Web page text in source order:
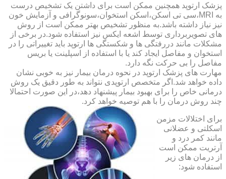
پزشک ارتوپد همچنین ممکن است برای داشتن یک تشخیص درست
به MRI،سی تی اسکن،اسکن استخوان،سونوگرافی و آزمایش خون
نیز نیاز داشته باشد.به منظور تشخیص بهتر ممکن است از روش
های تصویربرداری توسط اشعه ایکس نیز استفاده شود.در برخی از
مشکلات مانند دررفتگی ها و شکستگی ها ارتوپد باید تغییراتی را در
استخوان و مفاصل ایجاد کند یا با استفاده از اسپلینت یا بریس
مفاصل را بی حرکت نگه دارد.
مهارت های پزشک ارتوپد در نحوه درمان بیمار نیز به خوبی نشان
داده خواهد شد.اگر متخصص ارتوپدی نتواند به طور دقیق یک روش
درمانی خاص را برای بهبود بیمار پیشنهاد دهد،در این صورت احتمالا
چند روش درمان را با هم توصیه خواهد کرد.
برای اختلالات مزمن
اسکلتی و عضلانی
مانند کمر درد و
آرتریت ممکن است
از درمان های زیر
استفاده شود: